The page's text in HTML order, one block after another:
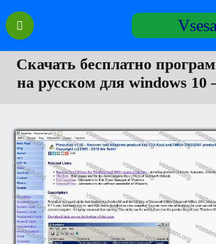
Перейти
содержанию
Скачать бесплатно
на русском для windows